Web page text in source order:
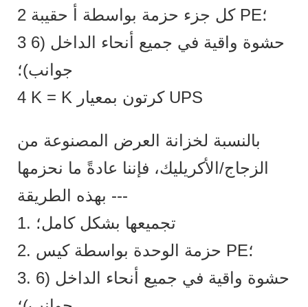
3 حشوة واقية في جميع أنحاء الداخل (6
4 K = K كرتون بمعيار UPS
بالنسبة لخزانة العرض المصنوعة من
الزجاج/الأكريليك، فإننا عادةً ما نحزمها
بهذه الطريقة ---
1. تجميعها بشكل كامل؛
2. حزمة الوحدة بواسطة كيس PE؛
3. حشوة واقية في جميع أنحاء الداخل (6